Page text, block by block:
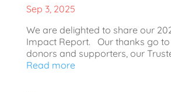
Sep 3, 2025
We are delighted to share our
Impact Report. Our thanks go
donors and supporters, our
Read more